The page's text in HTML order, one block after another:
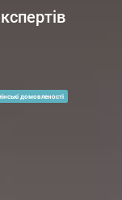
домовленості